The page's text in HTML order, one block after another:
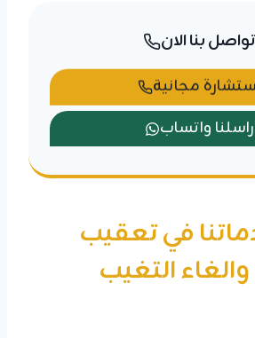
تواصل بنا الان
مجانية
راسلنا واتساب
في تعقيب
التغيب